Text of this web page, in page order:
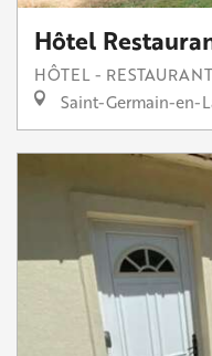
Hôtel
HÔTEL - RESTAURANT
Saint-Germain-en-